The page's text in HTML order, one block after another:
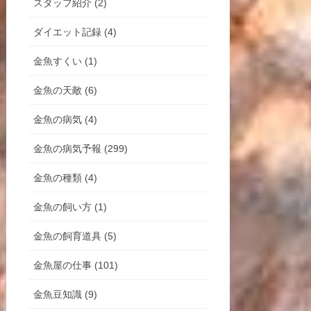
スタッフ紹介 (2)
ダイエット記録 (4)
金魚すくい (1)
金魚の天敵 (6)
金魚の病気 (4)
金魚の病気予報 (299)
金魚の種類 (4)
金魚の飼い方 (1)
金魚の飼育道具 (5)
金魚屋の仕事 (101)
金魚豆知識 (9)